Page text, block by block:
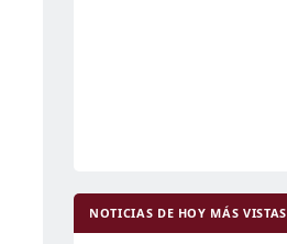
NOTICIAS DE HOY MÁS VISTAS